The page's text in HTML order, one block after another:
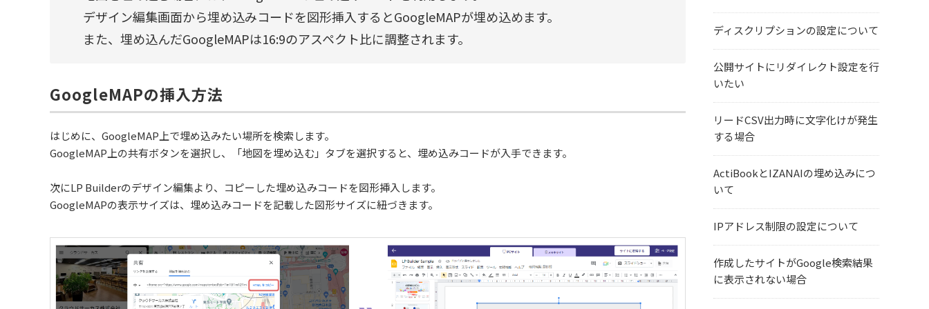
デザイン編集画面から埋め込みコードを図形挿入するとGoogleMAPが埋め込めます。
また、埋め込んだGoogleMAPは16:9のアスペクト比に調整されます。
GoogleMAPの挿入方法
はじめに、GoogleMAP上で埋め込みたい場所を検索します。
GoogleMAP上の共有ボタンを選択し、「地図を埋め込む」タブを選択すると、埋め込みコードが入手できます。
次にLP Builderのデザイン編集より、コピーした埋め込みコードを図形挿入します。
GoogleMAPの表示サイズは、埋め込みコードを記載した図形サイズに紐づきます。
ディスクリプションの設定について
公開サイトにリダイレクト設定を行
いたい
リードCSV出力時に文字化けが発生
する場合
ActiBookとIZANAIの埋め込みにつ
いて
IPアドレス制限の設定について
作成したサイトがGoogle検索結果
に表示されない場合